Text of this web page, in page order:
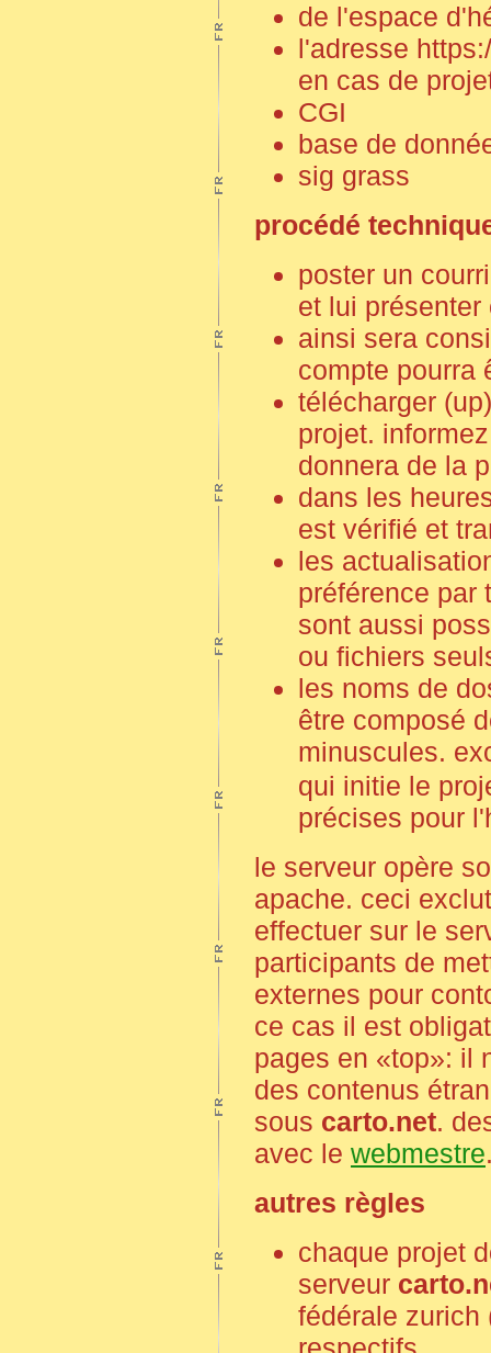
de l'espace
l'adresse
en cas de
CGI
base de
sig grass
procédé
poster un
et lui
ainsi sera
compte pourra
télécharger
projet.
donnera de la
dans les
est vérifié et
les
préférence par
sont aussi
ou fichiers
les noms de
être composé
minuscules.
qui initie le
précises pour
le serveur opère
apache. ceci
effectuer sur le
participants de
externes pour
ce cas il est
pages en «top»: il
des contenus
sous carto.net.
avec le webmestre
autres règles
chaque projet
serveur
fédérale zurich